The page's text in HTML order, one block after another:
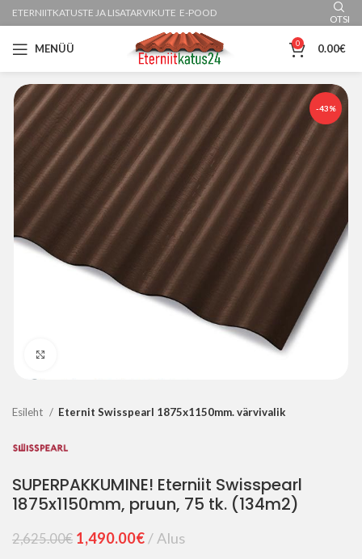
ETERNIITKATUSTE JA LISATARVIKUTE E-POOD
OTSI
MENÜÜ 0 0.00€
-43%
Esileht Eternit Swisspearl 1875x1150mm. värvivalik
SUPERPAKKUMINE! Eterniit Swisspearl
1875x1150mm, pruun, 75 tk. (134m2)
2,625.00€ Algne
1,490.00€Current
Alus